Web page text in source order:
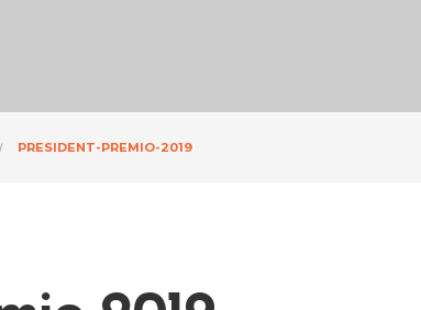
PRESIDENT-PREMIO-2019